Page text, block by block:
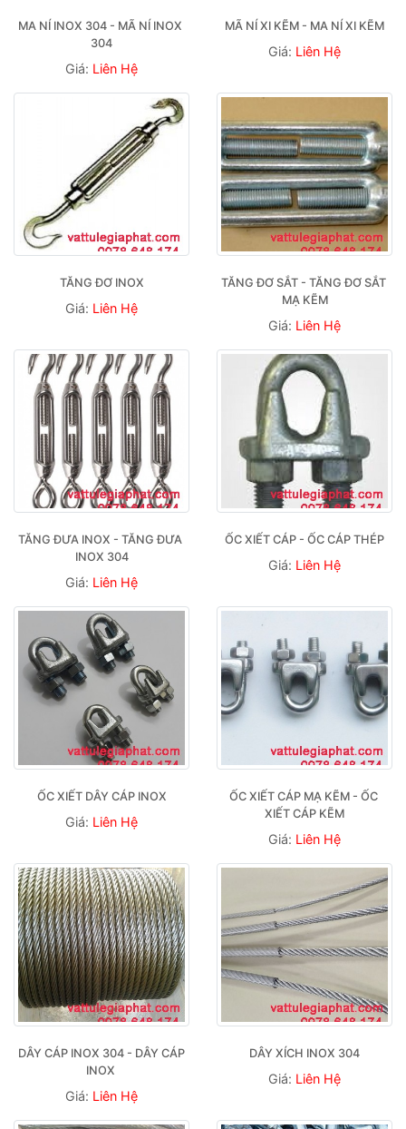
MA NÍ INOX 304 - MÃ NÍ INOX
304
Giá: Liên Hệ
MÃ NÍ XI KẼM - MA NÍ XI KẼM
Giá: Liên Hệ
TĂNG ĐƠ INOX
Giá: Liên Hệ
TĂNG ĐƠ SẮT - TĂNG ĐƠ SẮT
MẠ KẼM
Giá: Liên Hệ
TĂNG ĐƯA INOX - TĂNG ĐƯA
INOX 304
Giá: Liên Hệ
ỐC XIẾT CÁP - ỐC CÁP THÉP
Giá: Liên Hệ
ỐC XIẾT DÂY CÁP INOX
Giá: Liên Hệ
ỐC XIẾT CÁP MẠ KẼM - ỐC
XIẾT CÁP KẼM
Giá: Liên Hệ
DÂY CÁP INOX 304 - DÂY CÁP
INOX
Giá: Liên Hệ
DÂY XÍCH INOX 304
Giá: Liên Hệ